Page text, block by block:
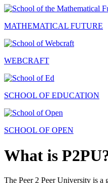
MATHEMATICAL FUTURE
WEBCRAFT
SCHOOL OF EDUCATION
SCHOOL OF OPEN
What is
The Peer 2 Peer University is a